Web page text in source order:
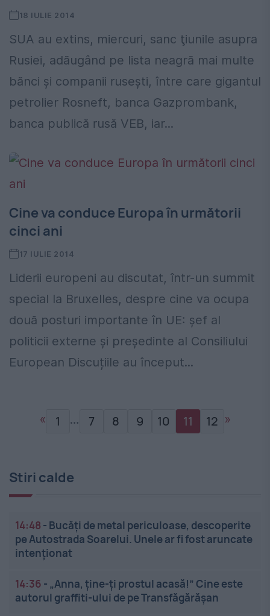
18 IULIE 2014
SUA au extins, miercuri, sanc ţiunile asupra
Rusiei, adăugând pe lista neagră mai multe
bănci și companii rusești, între care gigantul
petrolier Rosneft, banca Gazprombank,
banca publică rusă VEB, iar...
Cine va conduce Europa în următorii
cinci ani
17 IULIE 2014
Liderii europeni au discutat, într-un summit
special la Bruxelles, despre cine va ocupa
două posturi importante în UE: șef al
politicii externe și președinte al Consiliului
European Discuțiile au început...
« 1 … 7 8 9 10 11 12 »
Stiri calde
14:48 - Bucăți de metal periculoase, descoperite
pe Autostrada Soarelui. Unele ar fi fost aruncate
intenționat
14:36 - „Anna, ține-ți prostul acasă!” Cine este
autorul graffiti-ului de pe Transfăgărășan